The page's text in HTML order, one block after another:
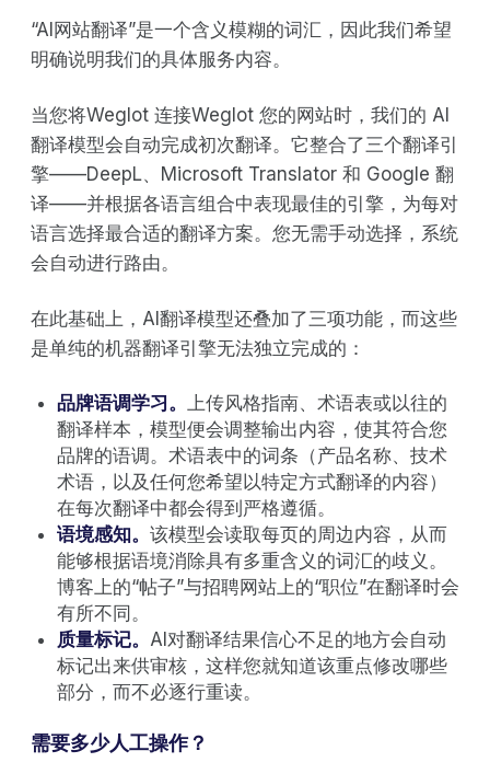
“AI网站翻译”是一个含义模糊的词汇，因此我们希望
明确说明我们的具体服务内容。
当您将Weglot 连接Weglot 您的网站时，我们的 AI
翻译模型会自动完成初次翻译。它整合了三个翻译引
擎——DeepL、Microsoft Translator 和 Google 翻
译——并根据各语言组合中表现最佳的引擎，为每对
语言选择最合适的翻译方案。您无需手动选择，系统
会自动进行路由。
在此基础上，AI翻译模型还叠加了三项功能，而这些
是单纯的机器翻译引擎无法独立完成的：
品牌语调学习。 上传风格指南、术语表或以往的
翻译样本，模型便会调整输出内容，使其符合您
品牌的语调。术语表中的词条（产品名称、技术
术语，以及任何您希望以特定方式翻译的内容）
在每次翻译中都会得到严格遵循。
语境感知。 该模型会读取每页的周边内容，从而
能够根据语境消除具有多重含义的词汇的歧义。
博客上的“帖子”与招聘网站上的“职位”在翻译时会
有所不同。
质量标记。 AI对翻译结果信心不足的地方会自动
标记出来供审核，这样您就知道该重点修改哪些
部分，而不必逐行重读。
需要多少人工操作？